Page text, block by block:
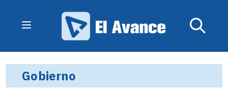
Gobierno